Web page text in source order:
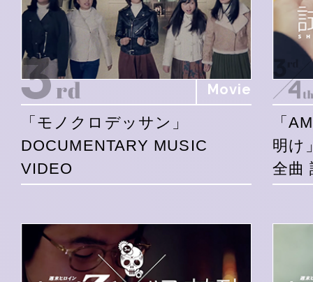
Movie
「モノクロデッサン」
DOCUMENTARY MUSIC
VIDEO
「
明け
全曲